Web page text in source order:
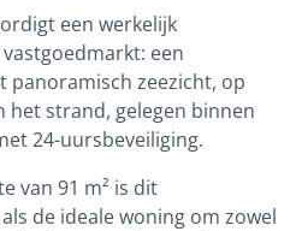
een werkelijk
een
panoramisch zeezicht, op
het strand, gelegen binnen
24-uursbeveiliging.
van 91 m² is dit
de ideale woning om zowel